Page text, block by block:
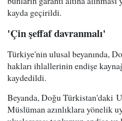
kayda geçirildi.
'Çin şeffaf davranmalı'
Türkiye'nin ulusal beyanında,
hakları ihlallerinin endişe
kaydedildi.
Beyanda, Doğu Türkistan'daki
Müslüman azınlıklara yönelik